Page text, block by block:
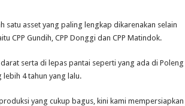
satu asset yang paling lengkap dikarenakan selain
CPP Gundih, CPP Donggi dan CPP Matindok.
serta di lepas pantai seperti yang ada di Poleng
lebih 4 tahun yang lalu.
yang cukup bagus, kini kami mempersiapkan